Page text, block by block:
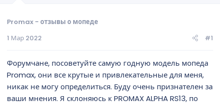
Promax - отзывы о мопеде
1 Мар 2022
#1
Форумчане, посоветуйте самую годную модель мопеда
Promax, они все крутые и привлекательные для меня,
никак не могу определиться. Буду очень признателен за
ваши мнения. Я склоняюсь к PROMAX ALPHA RS13, по